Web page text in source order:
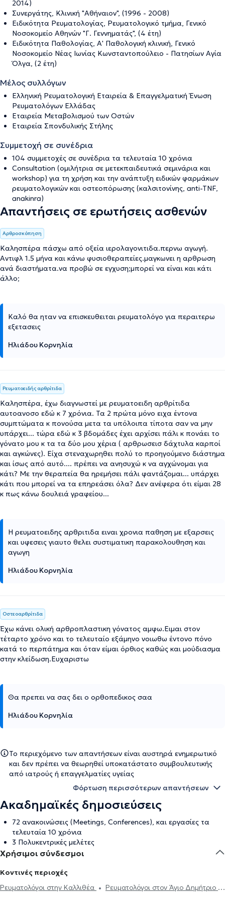
2014)
Συνεργάτης, Κλινική "Αθήναιον", (1996 - 2008)
Ειδικότητα Ρευματολογίας, Ρευματολογικό τμήμα, Γενικό
Νοσοκομείο Αθηνών "Γ. Γεννηματάς", (4 έτη)
Ειδικότητα Παθολογίας, Α' Παθολογική κλινική, Γενικό
Νοσοκομείο Νέας Ιωνίας Κωνσταντοπούλειο - Πατησίων Αγία
Όλγα, (2 έτη)
Μέλος συλλόγων
Ελληνική Ρευματολογική Εταιρεία & Επαγγελματική Ένωση
Ρευματολόγων Ελλάδας
Εταιρεία Μεταβολισμού των Οστών
Εταιρεία Σπονδυλικής Στήλης
Συμμετοχή σε συνέδρια
104 συμμετοχές σε συνέδρια τα τελευταία 10 χρόνια
Consultation (ομιλήτρια σε μετεκπαιδευτικά σεμινάρια και
workshop) για τη χρήση και την ανάπτυξη ειδικών φαρμάκων
ρευματολογικών και οστεοπόρωσης (καλσιτονίνης, anti-TNF,
anakinra)
Απαντήσεις σε ερωτήσεις ασθενών
Αρθροσκόπηση
Καλησπέρα πάσχω από οξεία ιερολαγονιτιδα.περνω αγωγή.
Αντιφλ 1.5 μήνα και κάνω φυσιοθεραπείες.μαγκωνει η αρθρωση
ανά διαστήματα.να προβώ σε εγχυση;μπορεί να είναι και κάτι
άλλο;
Καλό θα ηταν να επισκευθειται ρευματολόγο για περαιτερω
εξετασεις
Ηλιάδου Κορνηλία
Ρευματοειδής αρθρίτιδα
Καλησπέρα, έχω διαγνωστεί με ρευματοειδη αρθρίτιδα
αυτοανοσο εδώ κ 7 χρόνια. Τα 2 πρώτα μόνο ειχα έντονα
συμπτώματα κ πονούσα μετα τα υπόλοιπα τίποτα σαν να μην
υπάρχει... τώρα εδώ κ 3 βδομάδες έχει αρχίσει πάλι κ πονάει το
γόνατο μου κ τα τα δύο μου χέρια ( αρθρωσεισ δάχτυλα καρποί
και αγκώνες). Είχα στεναχωρηθει πολύ το προηγούμενο διάστημα
και ίσως από αυτό.... πρέπει να ανησυχώ κ να αγχώνομαι για
κάτι? Με την θεραπεία θα ηρεμήσει πάλι φαντάζομαι... υπάρχει
κάτι που μπορεί να τα επηρεάσει όλα? Δεν ανέφερα ότι είμαι 28
κ πως κάνω δουλειά γραφείου...
Η ρευματοειδης αρθριτιδα ειναι χρονια παθηση με εξαρσεις
και υφεσεις γιαυτο θελει συστιματικη παρακολουθηση και
αγωγη
Ηλιάδου Κορνηλία
Οστεοαρθρίτιδα
Έχω κάνει ολική αρθροπλαστικη γόνατος αμφω.Ειμαι στον
τέταρτο χρόνο και το τελευταίο εξάμηνο νοιωθω έντονο πόνο
κατά το περπάτημα και όταν είμαι όρθιος καθώς και μούδιασμα
στην κλείδωση.Ευχαριστω
Θα πρεπει να σας δει ο ορθοπεδικος σαα
Ηλιάδου Κορνηλία
Το περιεχόμενο των απαντήσεων είναι αυστηρά ενημερωτικό
και δεν πρέπει να θεωρηθεί υποκατάστατο συμβουλευτικής
από ιατρούς ή επαγγελματίες υγείας
Φόρτωση περισσότερων απαντήσεων
Ακαδημαϊκές δημοσιεύσεις
72 ανακοινώσεις (Meetings, Conferences), και εργασίες τα
τελευταία 10 χρόνια
3 Πολυκεντρικές μελέτες
Χρήσιμοι σύνδεσμοι
Κοντινές περιοχές
Ρευματολόγοι στην Καλλιθέα
Ρευματολόγοι στον Άγιο Δημήτριο